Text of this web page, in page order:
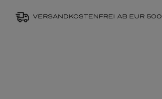
VERSANDKOSTENFREI AB EUR 500